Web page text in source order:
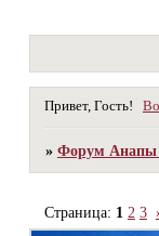
Привет, Гость!
» Форум Анапы
Страница: 1 2 3